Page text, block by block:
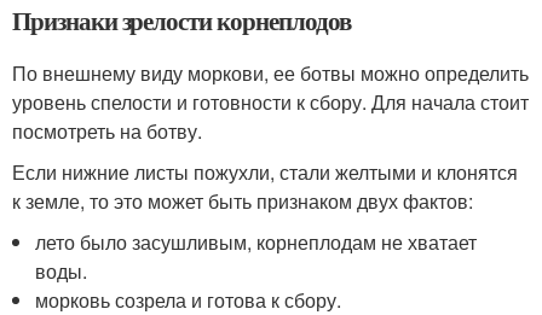
Признаки зрелости корнеплодов
По внешнему виду моркови, ее ботвы можно определить
уровень спелости и готовности к сбору. Для начала стоит
посмотреть на ботву.
Если нижние листы пожухли, стали желтыми и клонятся
к земле, то это может быть признаком двух фактов:
лето было засушливым, корнеплодам не хватает
воды.
морковь созрела и готова к сбору.